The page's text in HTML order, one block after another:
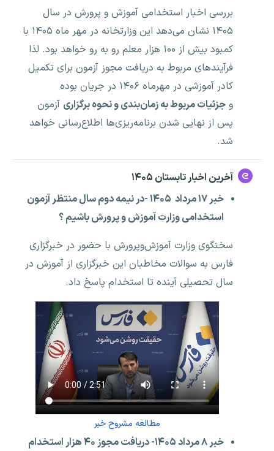
بررسی اخبار استخدامی آموزش و پرورش در سال
۱۴۰۵ نشان می‌دهد این وزارتخانه در مهر ماه ۱۴۰۵ با
کمبود بیش از ۱۰۰ هزار معلم رو به رو خواهد بود. لذا
فرآیندهای مربوط به دریافت مجوز آزمون برای تکمیل
کادر آموزشی در مهرماه ۱۴۰۶ در جریان بوده
و جزئیات مربوط به زمان‌بندی و نحوه برگزاری آزمون
پس از نهایی شدن برنامه‌ریزی‌ها اطلاع‌رسانی خواهد
شد.
آخرین اخبار تابستان ۱۴۰۵
خبر ۱۷ مرداد ۱۴۰۵ -در نیمه دوم سال منتظر آزمون
استخدامی وزارت آموزش و پرورش باشیم ؟
سخنگوی وزارت آموزش‌وپرورش با حضور در خبرگزاری
فارس به سوالات مخاطبان این خبرگزاری از آموزش در
سال تحصیلی آینده تا استخدام پاسخ داد.
مطالعه مشروح خبر
خبر ۸ مرداد ۱۴۰۵- دریافت مجوز ۴۰ هزار استخدام